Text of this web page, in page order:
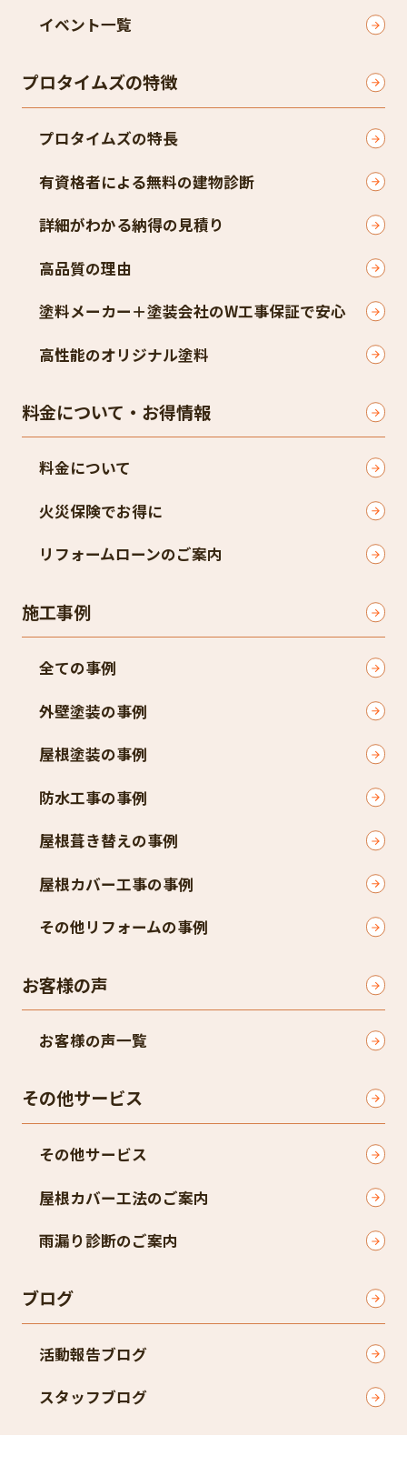
イベント一覧
プロタイムズの特徴
プロタイムズの特長
有資格者による無料の建物診断
詳細がわかる納得の見積り
高品質の理由
塗料メーカー＋塗装会社のW工事保証で安心
高性能のオリジナル塗料
料金について・お得情報
料金について
火災保険でお得に
リフォームローンのご案内
施工事例
全ての事例
外壁塗装の事例
屋根塗装の事例
防水工事の事例
屋根葺き替えの事例
屋根カバー工事の事例
その他リフォームの事例
お客様の声
お客様の声一覧
その他サービス
その他サービス
屋根カバー工法のご案内
雨漏り診断のご案内
ブログ
活動報告ブログ
スタッフブログ